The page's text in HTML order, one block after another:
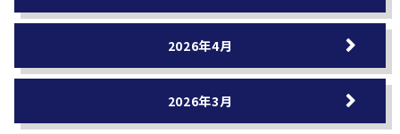
2026年4月
2026年3月